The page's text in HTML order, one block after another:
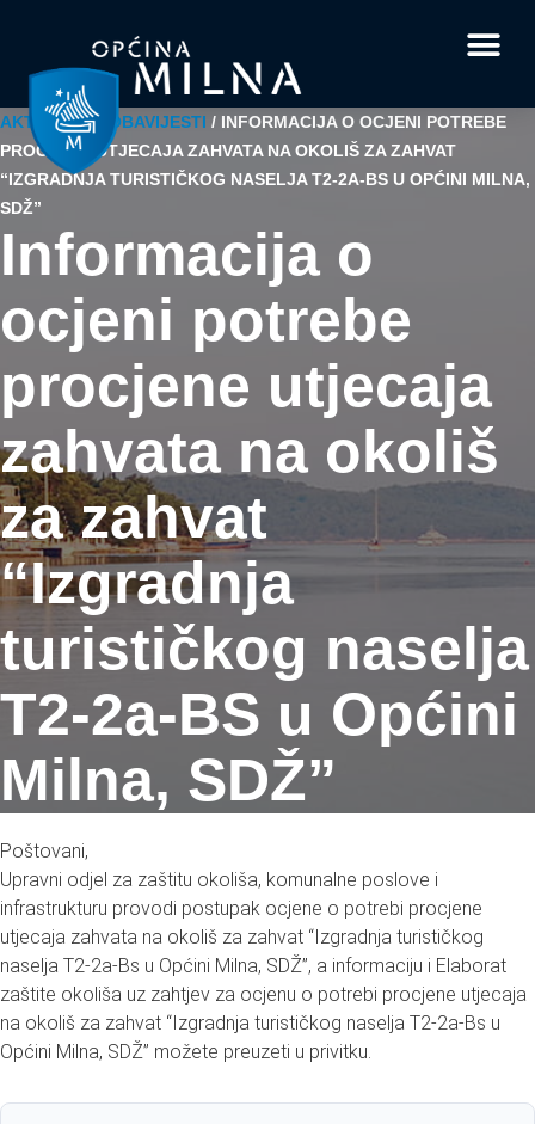
AKTUALNO/ OBAVIJESTI / INFORMACIJA O OCJENI POTREBE
PROCJENE UTJECAJA ZAHVATA NA OKOLIŠ ZA ZAHVAT
“IZGRADNJA TURISTIČKOG NASELJA T2-2A-BS U OPĆINI MILNA,
SDŽ”
Informacija o
ocjeni potrebe
procjene utjecaja
zahvata na okoliš
za zahvat
“Izgradnja
turističkog naselja
T2-2a-BS u Općini
Milna, SDŽ”
Poštovani,
Upravni odjel za zaštitu okoliša, komunalne poslove i
infrastrukturu provodi postupak ocjene o potrebi procjene
utjecaja zahvata na okoliš za zahvat “Izgradnja turističkog
naselja T2-2a-Bs u Općini Milna, SDŽ”, a informaciju i Elaborat
zaštite okoliša uz zahtjev za ocjenu o potrebi procjene utjecaja
na okoliš za zahvat “Izgradnja turističkog naselja T2-2a-Bs u
Općini Milna, SDŽ” možete preuzeti u privitku.